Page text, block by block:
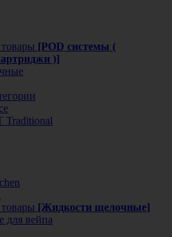
[POD системы (
)]
Traditional
[Жидкости щелочные]
для вейпа